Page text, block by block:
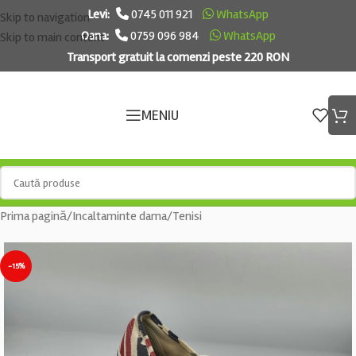
Skip to navigation
Skip to main content
Levi: 0745 011 921
WhatsApp
Oana:
0759 096 984
WhatsApp
Transport gratuit la comenzi peste 220 RON
MENIU
Prima pagină/Incaltaminte dama/Tenisi
-15%